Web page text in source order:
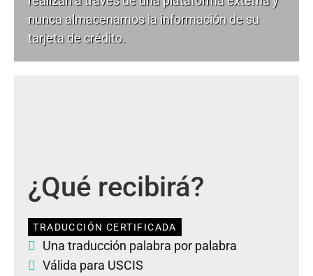
nunca almacenamos la información de su
tarjeta de crédito.
¿Qué recibirá?
TRADUCCIÓN CERTIFICADA
Una traducción palabra por palabra
Válida para USCIS